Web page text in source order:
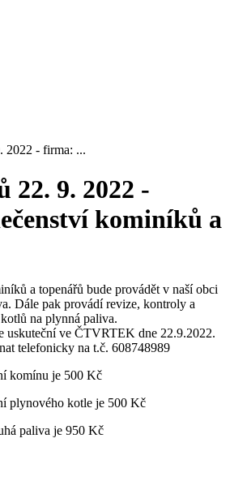
2022 - firma: ...
22. 9. 2022 -
kominíků a
a topenářů bude provádět v naší obci
Dále pak provádí revize, kontroly a
na plynná paliva.
uskuteční ve ČTVRTEK dne 22.9.2022.
telefonicky na t.č. 608748989
komínu je 500 Kč
plynového kotle je 500 Kč
paliva je 950 Kč